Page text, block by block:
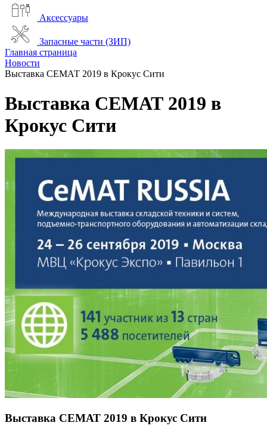
Аксессуары
Запасные части (ЗИП)
Главная страница
Новости
Выставка СЕМАТ 2019 в Крокус Сити
Выставка СЕМАТ 2019 в
Крокус Сити
Выставка СЕМАТ 2019 в Крокус Сити